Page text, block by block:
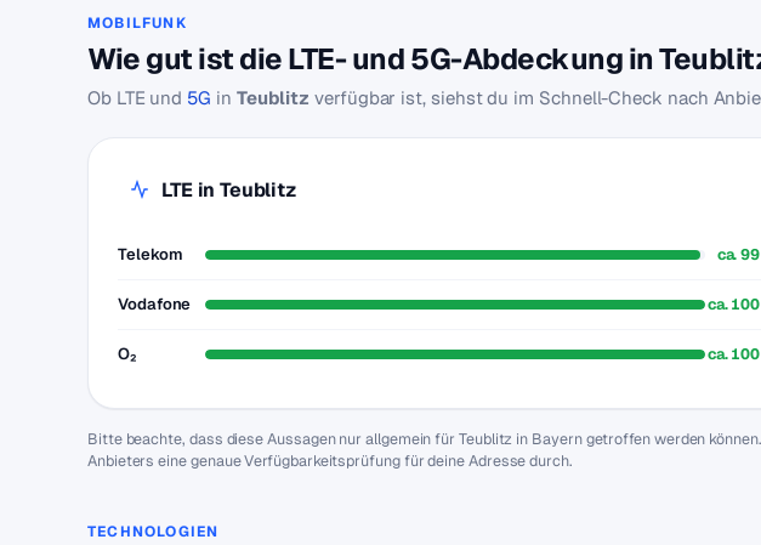
MOBILFUNK
Wie gut ist die LTE- und 5G-Abdeckung in
Ob LTE und 5G in Teublitz verfügbar ist, siehst du im Schnell-Check nach
LTE in Teublitz
Telekom ca.
Vodafone ca.
O₂ ca.
Bitte beachte, dass diese Aussagen nur allgemein für Teublitz in Bayern getroffen werden
Anbieters eine genaue Verfügbarkeitsprüfung für deine Adresse durch.
TECHNOLOGIEN